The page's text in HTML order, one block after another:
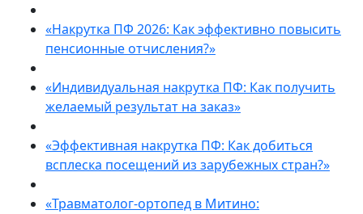
«Накрутка ПФ 2026: Как эффективно повысить
пенсионные отчисления?»
«Индивидуальная накрутка ПФ: Как получить
желаемый результат на заказ»
«Эффективная накрутка ПФ: Как добиться
всплеска посещений из зарубежных стран?»
«Травматолог-ортопед в Митино: